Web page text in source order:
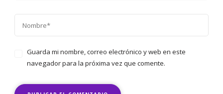
Guarda mi nombre, correo electrónico y web en este
navegador para la próxima vez que comente.